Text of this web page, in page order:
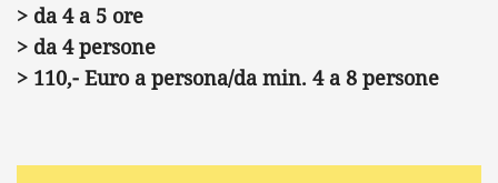
> da 4 a 5 ore
> da 4 persone
> 110,- Euro a persona/da min. 4 a 8 persone